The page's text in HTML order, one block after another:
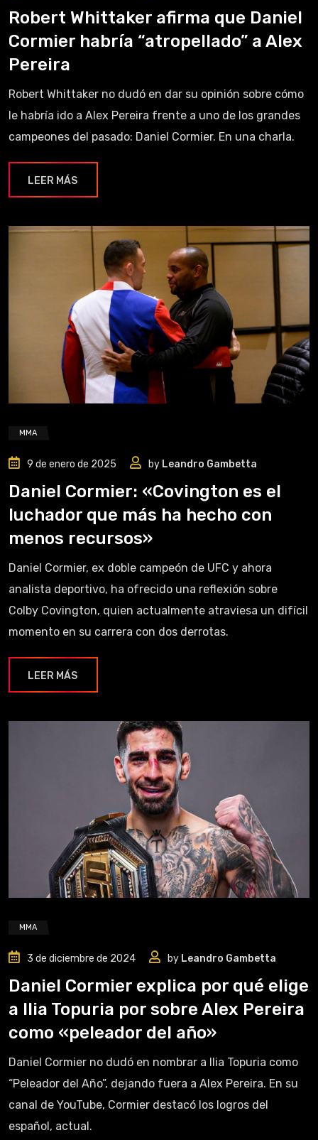
Robert Whittaker afirma que Daniel
Cormier habría “atropellado” a Alex
Pereira
Robert Whittaker no dudó en dar su opinión sobre cómo
le habría ido a Alex Pereira frente a uno de los grandes
campeones del pasado: Daniel Cormier. En una charla.
LEER MÁS
MMA
9 de enero de 2025 by Leandro Gambetta
Daniel Cormier: «Covington es el
luchador que más ha hecho con
menos recursos»
Daniel Cormier, ex doble campeón de UFC y ahora
analista deportivo, ha ofrecido una reflexión sobre
Colby Covington, quien actualmente atraviesa un difícil
momento en su carrera con dos derrotas.
LEER MÁS
MMA
3 de diciembre de 2024 by Leandro Gambetta
Daniel Cormier explica por qué elige
a Ilia Topuria por sobre Alex Pereira
como «peleador del año»
Daniel Cormier no dudó en nombrar a Ilia Topuria como
“Peleador del Año”, dejando fuera a Alex Pereira. En su
canal de YouTube, Cormier destacó los logros del
español, actual.